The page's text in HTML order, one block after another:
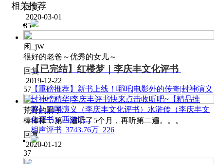
回复
2020-03-01
85
闲_jW
很好的老爸～优秀的女儿～
回复
2019-12-22
57
荒野的獅子
棒棒棒，第一遍听了5个月，再听第二遍。。。
回复
2020-01-12
37
相关推荐
【已完结】红楼梦｜李庆丰文化评书
【重磅推荐】新书上线！哪吒|电影外的传奇|封神演义
封神榜精华|李庆丰评书快来点击收听吧~【精品推
荐】三国演义（李庆丰文化评书）水浒传（李庆丰文
化评书）西游记...
相声评书 3743.76万 226